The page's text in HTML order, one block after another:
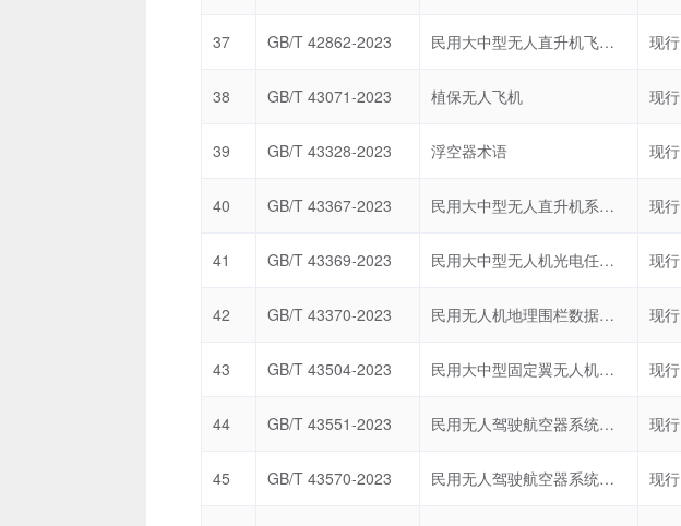
37 GB/T 42862-2023 民用大中型无人直升机飞行控制系统通用要求 现行
38 GB/T 43071-2023 植保无人飞机 现行
39 GB/T 43328-2023 浮空器术语 现行
40 GB/T 43367-2023 民用大中型无人直升机系统通用要求 现行
41 GB/T 43369-2023 民用大中型无人机光电任务载荷设备接口要求 现行
42 GB/T 43370-2023 民用无人机地理围栏数据技术规范 现行
43 GB/T 43504-2023 民用大中型固定翼无人机飞行性能飞行试验要求 现行
44 GB/T 43551-2023 民用无人驾驶航空器系统身份识别 三维空间位置标识编码 现行
45 GB/T 43570-2023 民用无人驾驶航空器系统身份识别 总体要求 现行